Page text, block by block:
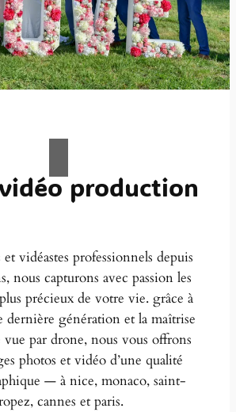
production
vidéastes professionnels depuis
nous capturons avec passion les
précieux de votre vie. grâce à
dernière génération et la maîtrise
vue par drone, nous vous offrons
photos et vidéo d’une qualité
— à nice, monaco, saint-
cannes et paris.